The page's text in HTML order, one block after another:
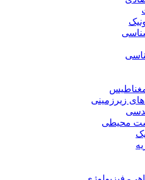
زیرزمینی
محیطی